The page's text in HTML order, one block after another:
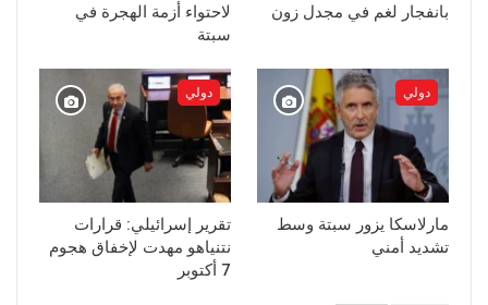
بانفجار لغم في مجدل زون
لاحتواء أزمة الهجرة في
سبتة
دولي
مارلاسكا يزور سبتة وسط
تشديد أمني
دولي
تقرير إسرائيلي: قرارات
نتنياهو مهدت لإخفاق هجوم
7 أكتوبر